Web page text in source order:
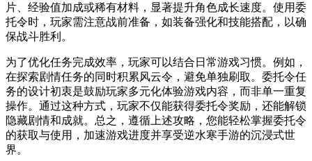
片、经验值加成或稀有材料，显著提升角色成长速度。使用委
托令时，玩家需注意战前准备，如装备强化和技能搭配，以确
保战斗胜利。
为了优化任务完成效率，玩家可以结合日常游戏习惯。例如，
在探索剧情任务的同时积累风云令，避免单独刷取。委托令任
务的设计初衷是鼓励玩家多元化体验游戏内容，而非单一重复
操作。通过这种方式，玩家不仅能获得委托令奖励，还能解锁
隐藏剧情和成就。总之，遵循上述攻略，您能轻松掌握委托令
的获取与使用，加速游戏进度并享受逆水寒手游的沉浸式世
界。